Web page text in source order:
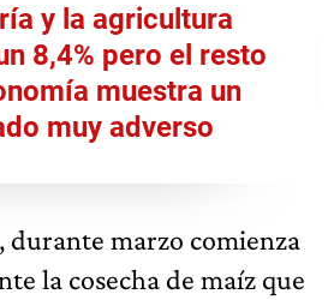
y la agricultura
8,4% pero el resto
muestra un
muy adverso
durante marzo comienza
la cosecha de maíz que